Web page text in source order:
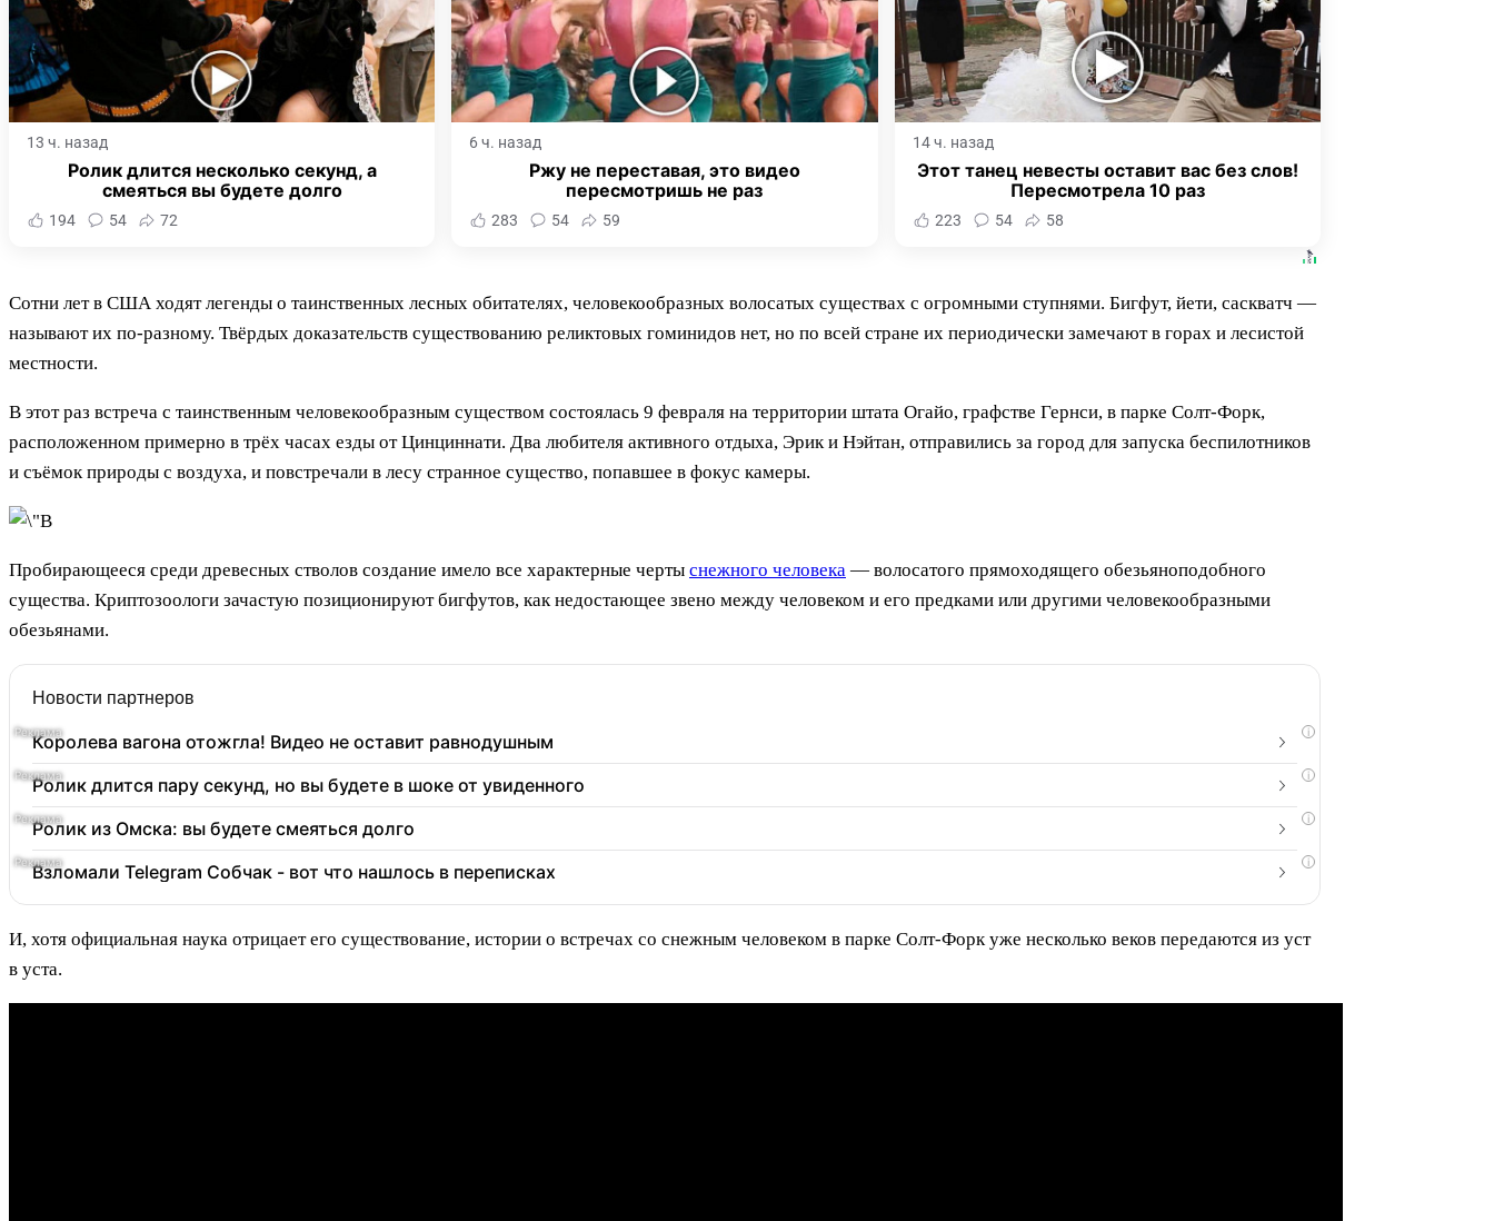
13 ч. назад
Ролик длится несколько секунд, а
смеяться вы будете долго
194 54 72
6 ч. назад
Ржу не переставая, это видео
пересмотришь не раз
283 54 59
14 ч. назад
Этот танец невесты оставит вас без слов!
Пересмотрела 10 раз
223 54 58
Сотни лет в США ходят легенды о таинственных лесных обитателях, человекообразных волосатых существах с огромными ступнями. Бигфут, йети, саскватч —
называют их по-разному. Твёрдых доказательств существованию реликтовых гоминидов нет, но по всей стране их периодически замечают в горах и лесистой
местности.
В этот раз встреча с таинственным человекообразным существом состоялась 9 февраля на территории штата Огайо, графстве Гернси, в парке Солт-Форк,
расположенном примерно в трёх часах езды от Цинциннати. Два любителя активного отдыха, Эрик и Нэйтан, отправились за город для запуска беспилотников
и съёмок природы с воздуха, и повстречали в лесу странное существо, попавшее в фокус камеры.
Пробирающееся среди древесных стволов создание имело все характерные черты снежного человека — волосатого прямоходящего обезьяноподобного
существа. Криптозоологи зачастую позиционируют бигфутов, как недостающее звено между человеком и его предками или другими человекообразными
обезьянами.
Новости партнеров
i
Королева вагона отожгла! Видео не оставит равнодушным
i
Ролик длится пару секунд, но вы будете в шоке от увиденного
i
Ролик из Омска: вы будете смеяться долго
i
Взломали Telegram Собчак - вот что нашлось в переписках
И, хотя официальная наука отрицает его существование, истории о встречах со снежным человеком в парке Солт-Форк уже несколько веков передаются из уст
в уста.